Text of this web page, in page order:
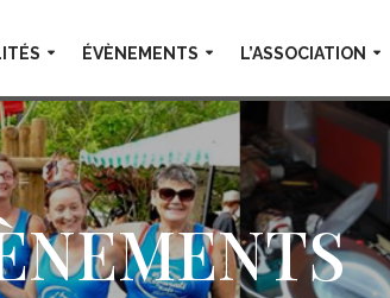
ÉVÈNEMENTS L’ASSOCIATION